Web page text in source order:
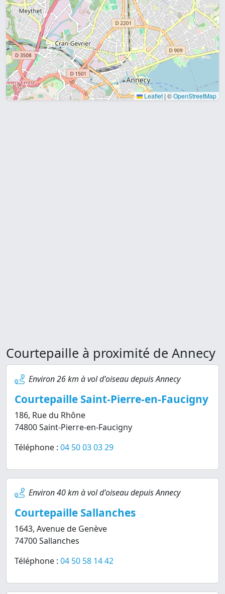
Leaflet | ©OpenStreetMap
Courtepaille à proximité de Annecy
Environ 26 km à vol d'oiseau depuis Annecy
Courtepaille Saint-Pierre-en-Faucigny
186, Rue du Rhône
74800 Saint-Pierre-en-Faucigny
Téléphone : 04 50 03 03 29
Environ 40 km à vol d'oiseau depuis Annecy
Courtepaille Sallanches
1643, Avenue de Genève
74700 Sallanches
Téléphone : 04 50 58 14 42